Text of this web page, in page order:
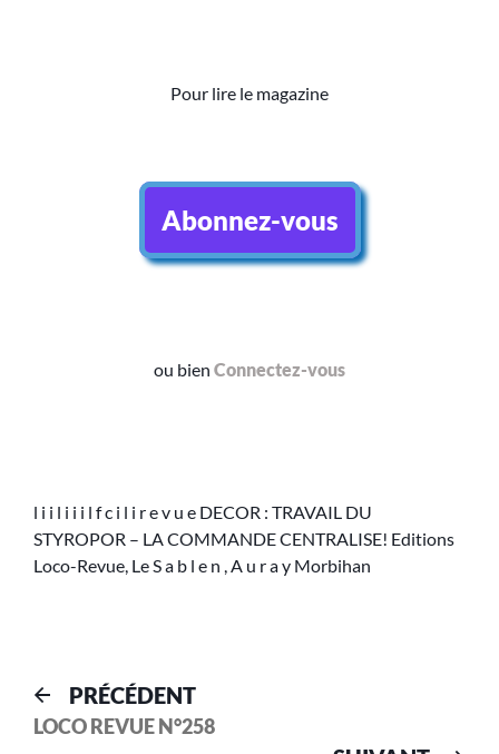
Pour lire le magazine
Abonnez-vous
ou bien Connectez-vous
l i i l i i i l f c i l i r e v u e DECOR : TRAVAIL DU
STYROPOR – LA COMMANDE CENTRALISE! Editions
Loco-Revue, Le S a b l e n , A u r a y Morbihan
PRÉCÉDENT
LOCO REVUE N°258